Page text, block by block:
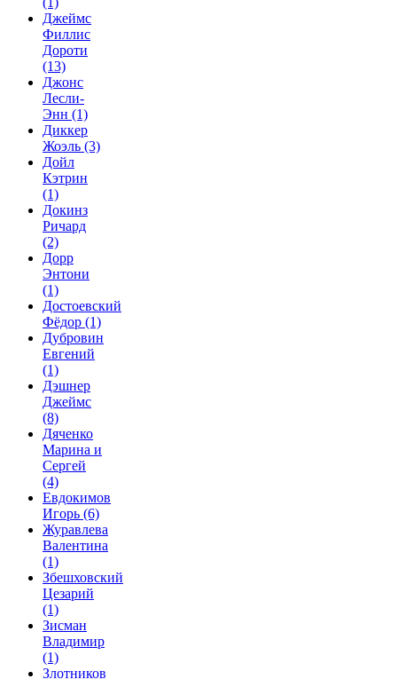
Джеймс
Филлис
Дороти
(13)
Джонс
Лесли-
Энн (1)
Диккер
Жоэль (3)
Дойл
Кэтрин
(1)
Докинз
Ричард
(2)
Дорр
Энтони
(1)
Достоевский
Фёдор (1)
Дубровин
Евгений
(1)
Дэшнер
Джеймс
(8)
Дяченко
Марина и
Сергей
(4)
Евдокимов
Игорь (6)
Журавлева
Валентина
(1)
Збешховский
Цезарий
(1)
Зисман
Владимир
(1)
Злотников